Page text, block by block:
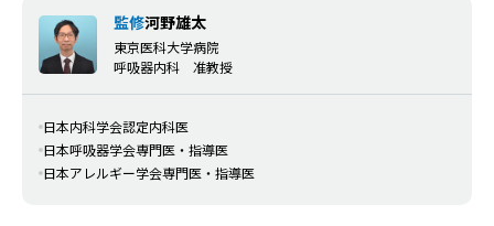
監修河野雄太
東京医科大学病院
呼吸器内科 准教授
日本内科学会認定内科医
日本呼吸器学会専門医・指導医
日本アレルギー学会専門医・指導医